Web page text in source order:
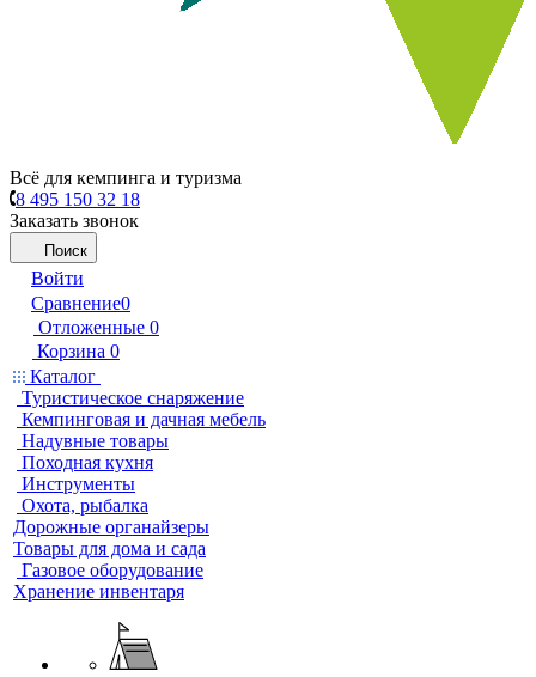
Всё для кемпинга и туризма
8 495 150 32 18
Заказать звонок
Поиск
Войти
Сравнение0
Отложенные 0
Корзина 0
Каталог
Туристическое снаряжение
Кемпинговая и дачная мебель
Надувные товары
Походная кухня
Инструменты
Охота, рыбалка
Дорожные органайзеры
Товары для дома и сада
Газовое оборудование
Хранение инвентаря